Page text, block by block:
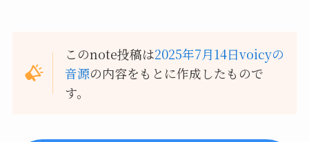
このnote投稿は2025年7月14日voicyの
音源の内容をもとに作成したもので
す。